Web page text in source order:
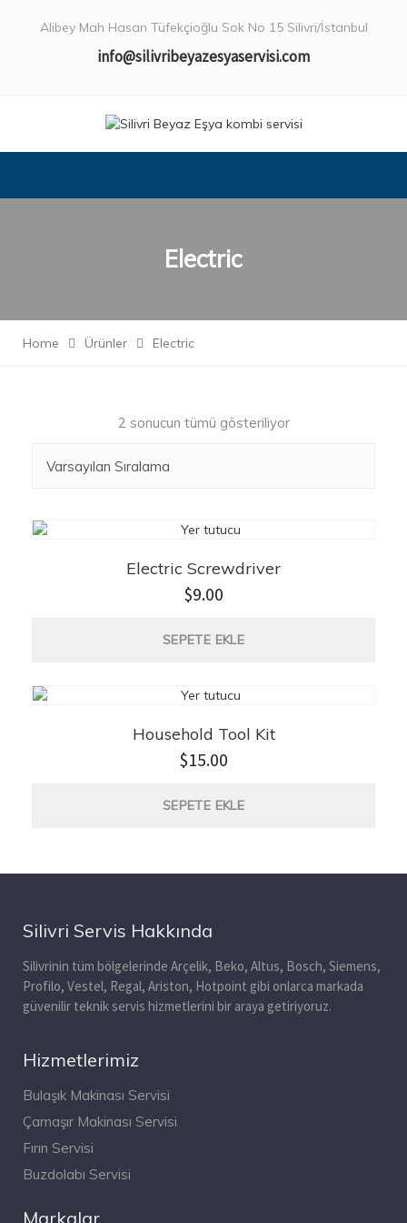
Alibey Mah Hasan Tüfekçioğlu Sok No 15 Silivri/İstanbul
info@silivribeyazesyaservisi.com
Electric
Home Ürünler Electric
2 sonucun tümü gösteriliyor
Electric Screwdriver
$9.00
SEPETE EKLE
Household Tool Kit
$15.00
SEPETE EKLE
Silivri Servis Hakkında
Silivrinin tüm bölgelerinde Arçelik, Beko, Altus, Bosch, Siemens,
Profilo, Vestel, Regal, Ariston, Hotpoint gibi onlarca markada
güvenilir teknik servis hizmetlerini bir araya getiriyoruz.
Hizmetlerimiz
Bulaşık Makinası Servisi
Çamaşır Makinası Servisi
Fırın Servisi
Buzdolabı Servisi
Markalar